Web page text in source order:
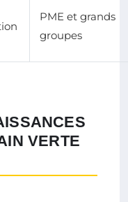
PME et grands
groupes
VERTE